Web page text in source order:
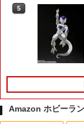
5
5
Amazon ホビーラ